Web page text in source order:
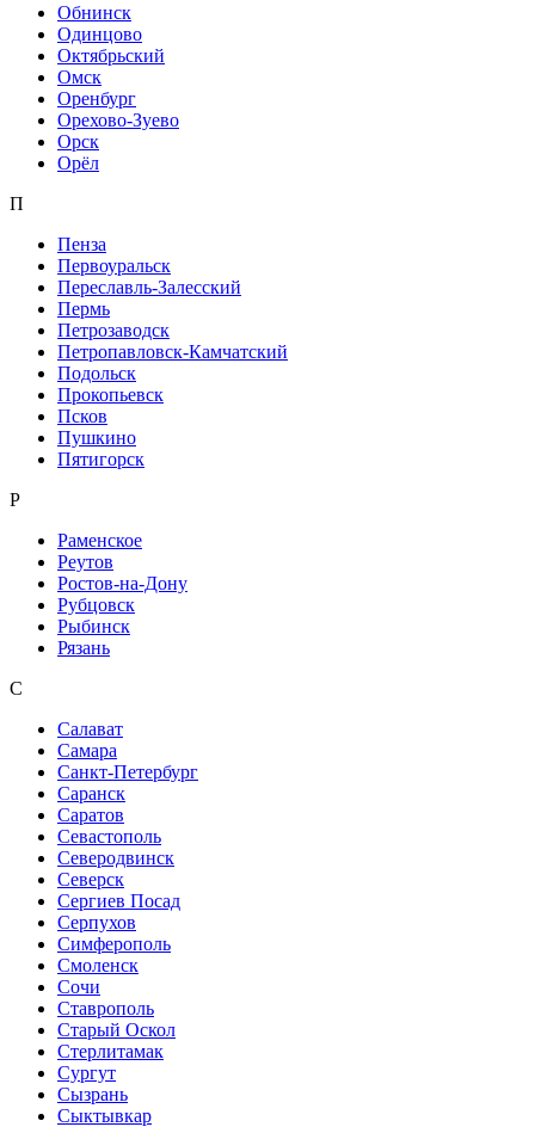
Обнинск
Одинцово
Октябрьский
Омск
Оренбург
Орехово-Зуево
Орск
Орёл
П
Пенза
Первоуральск
Переславль-Залесский
Пермь
Петрозаводск
Петропавловск-Камчатский
Подольск
Прокопьевск
Псков
Пушкино
Пятигорск
Р
Раменское
Реутов
Ростов-на-Дону
Рубцовск
Рыбинск
Рязань
С
Салават
Самара
Санкт-Петербург
Саранск
Саратов
Севастополь
Северодвинск
Северск
Сергиев Посад
Серпухов
Симферополь
Смоленск
Сочи
Ставрополь
Старый Оскол
Стерлитамак
Сургут
Сызрань
Сыктывкар